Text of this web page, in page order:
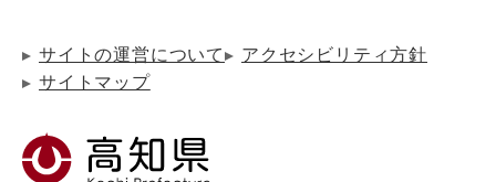
サイトの運営について
アクセシビリティ方針
サイトマップ